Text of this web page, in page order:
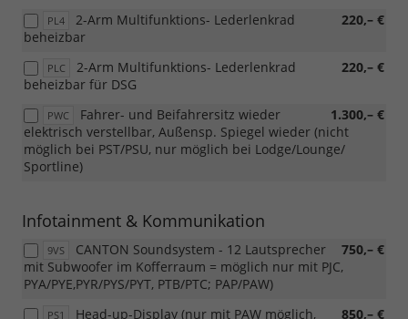
PL4 220,– €
2-Arm Multifunktions- Lederlenkrad
beheizbar
PLC 220,– €
2-Arm Multifunktions- Lederlenkrad
beheizbar für DSG
PWC 1.300,– €
Fahrer- und Beifahrersitz wieder
elektrisch verstellbar, Außensp. Spiegel wieder (nicht
möglich bei PST/PSU, nur möglich bei Lodge/Lounge/
Sportline)
Infotainment & Kommunikation
9VS 750,– €
CANTON Soundsystem - 12 Lautsprecher
mit Subwoofer im Kofferraum = möglich nur mit PJC,
PYA/PYE,PYR/PYS/PYT, PTB/PTC; PAP/PAW)
PS1 850,– €
Head-up-Display (nur mit PAW möglich,